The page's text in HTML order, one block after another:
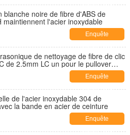
maintenant
blanche noire de fibre d'ABS de
maintiennent l'acier inoxydable
Enquête
maintenant
de nettoyage de fibre de clic
de 2.5mm LC un pour le pullover
Enquête
maintenant
de l'acier inoxydable 304 de
la bande en acier de ceinture
Enquête
maintenant